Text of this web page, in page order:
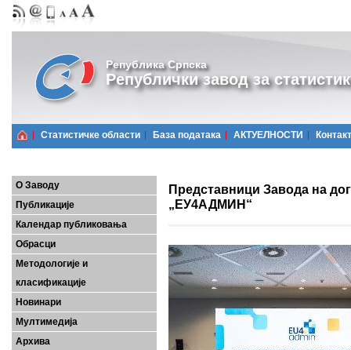
Република Српска
Републички завод за
Статистичке области Базa података АКТУЕЛНОСТИ Контакт
О Заводу
Публикације
Календар публиковања
Обрасци
Методологије и
класификације
Новинари
Мултимедија
Архива
Представници Завода на
„ЕУ4АДМИН“